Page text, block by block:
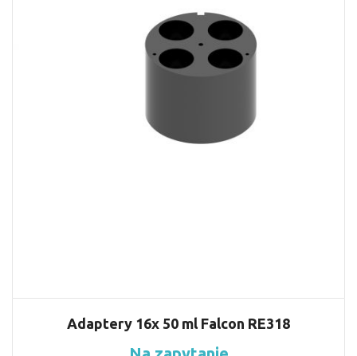
Adaptery 16x 50 ml Falcon RE318